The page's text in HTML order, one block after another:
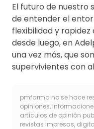
El futuro de nuestro
de entender el
flexibilidad y
desde luego, en
una vez más, que
supervivientes con
pmfarma no se hace
opiniones,
artículos de opinión
revistas impresas,